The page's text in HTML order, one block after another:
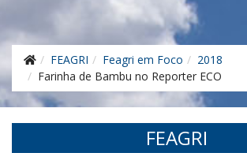
FEAGRI Feagri em Foco
2018
Farinha de Bambu no Reporter ECO
FEAGRI